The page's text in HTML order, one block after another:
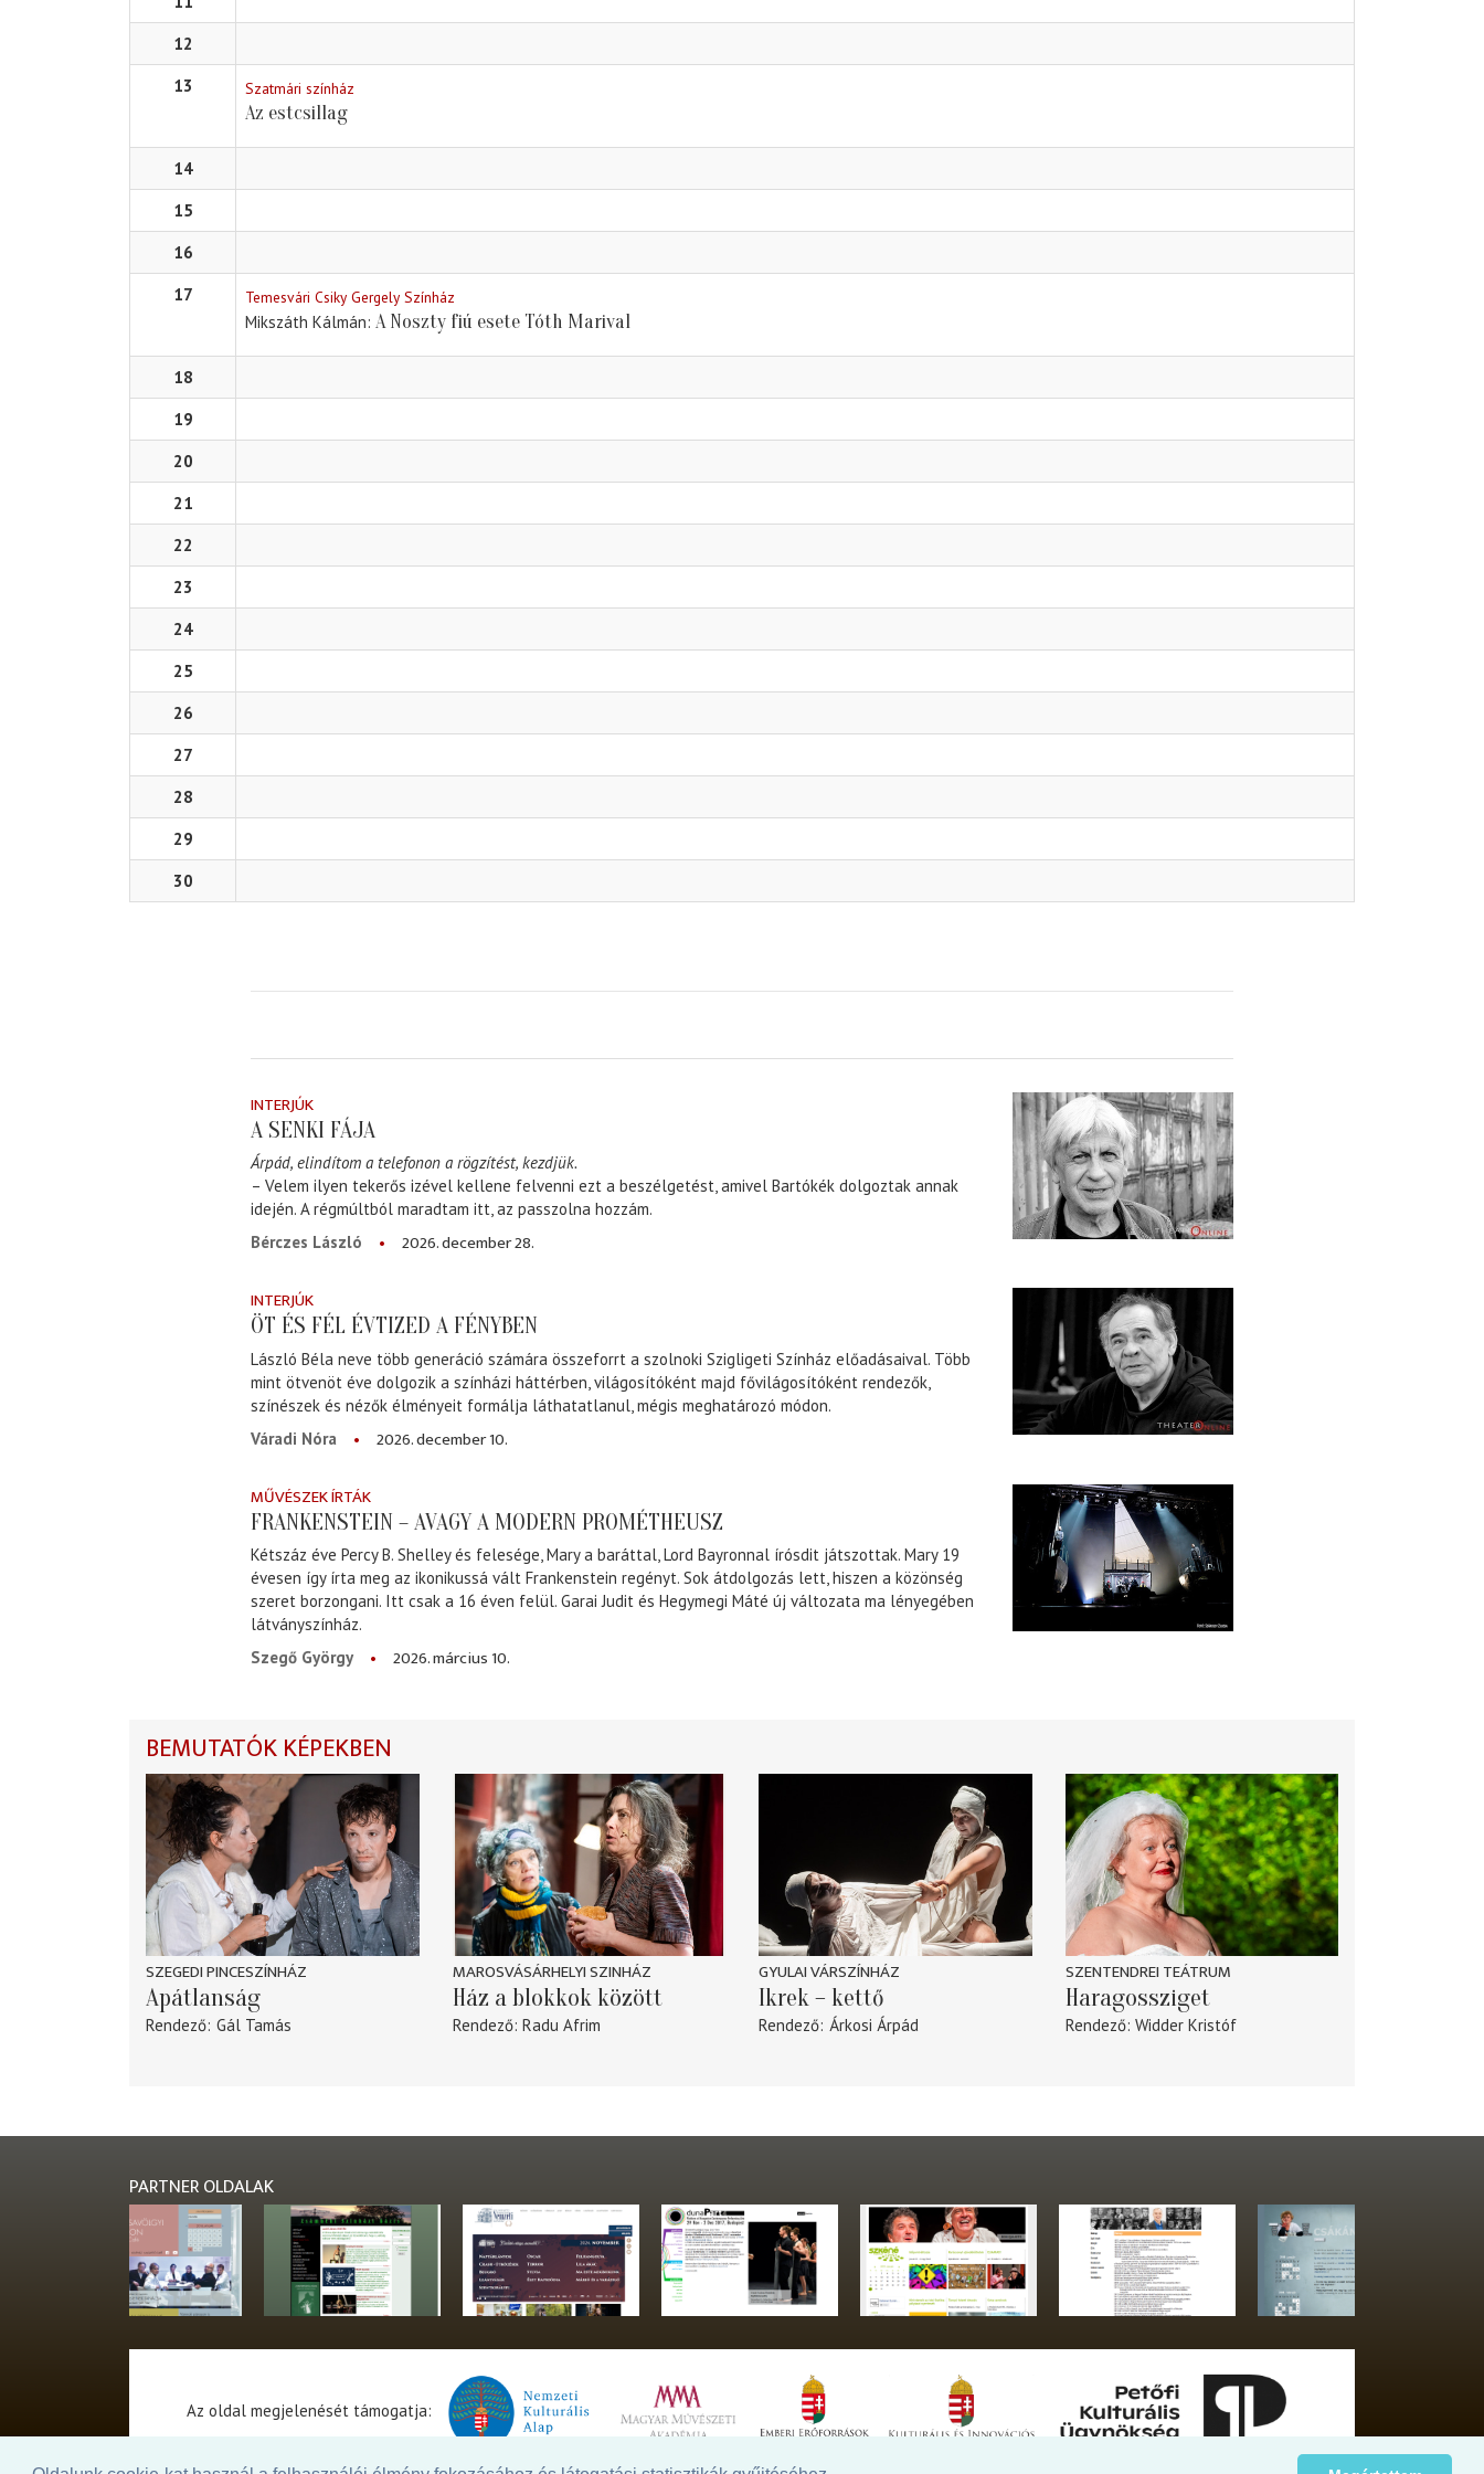
12
13
Szatmári színház
Az estcsillag
14
15
16
17
Temesvári Csiky Gergely Színház
Mikszáth Kálmán A Noszty fiú esete Tóth Marival
18
19
20
21
22
23
24
25
26
27
28
29
30
INTERJÚK
A SENKI FÁJA
Árpád, elindítom a telefonon a rögzítést, kezdjük.
– Velem ilyen tekerős izével kellene felvenni ezt a beszélgetést, amivel Bartókék dolgoztak annak
idején. A régmúltból maradtam itt, az passzolna hozzám.
Bérczes László
2026. december 28.
INTERJÚK
ÖT ÉS FÉL ÉVTIZED A FÉNYBEN
László Béla neve több generáció számára összeforrt a szolnoki Szigligeti Színház előadásaival. Több
mint ötvenöt éve dolgozik a színházi háttérben, világosítóként majd fővilágosítóként rendezők,
színészek és nézők élményeit formálja láthatatlanul, mégis meghatározó módon.
Váradi Nóra
2026. december 10.
MŰVÉSZEK ÍRTÁK
FRANKENSTEIN – AVAGY A MODERN PROMÉTHEUSZ
Kétszáz éve Percy B. Shelley és felesége, Mary a baráttal, Lord Bayronnal írósdit játszottak. Mary 19
évesen így írta meg az ikonikussá vált Frankenstein regényt. Sok átdolgozás lett, hiszen a közönség
szeret borzongani. Itt csak a 16 éven felül. Garai Judit és Hegymegi Máté új változata ma lényegében
látványszínház.
Szegő György
2026. március 10.
BEMUTATÓK KÉPEKBEN
SZEGEDI PINCESZÍNHÁZ
Apátlanság
Rendező Gál Tamás
MAROSVÁSÁRHELYI SZINHÁZ
Ház a blokkok között
Rendező Radu Afrim
GYULAI VÁRSZÍNHÁZ
Ikrek – kettő
Rendező Árkosi Árpád
SZENTENDREI TEÁTRUM
Haragossziget
Rendező Widder Kristóf
PARTNER OLDALAK
Az oldal megjelenését támogatja: